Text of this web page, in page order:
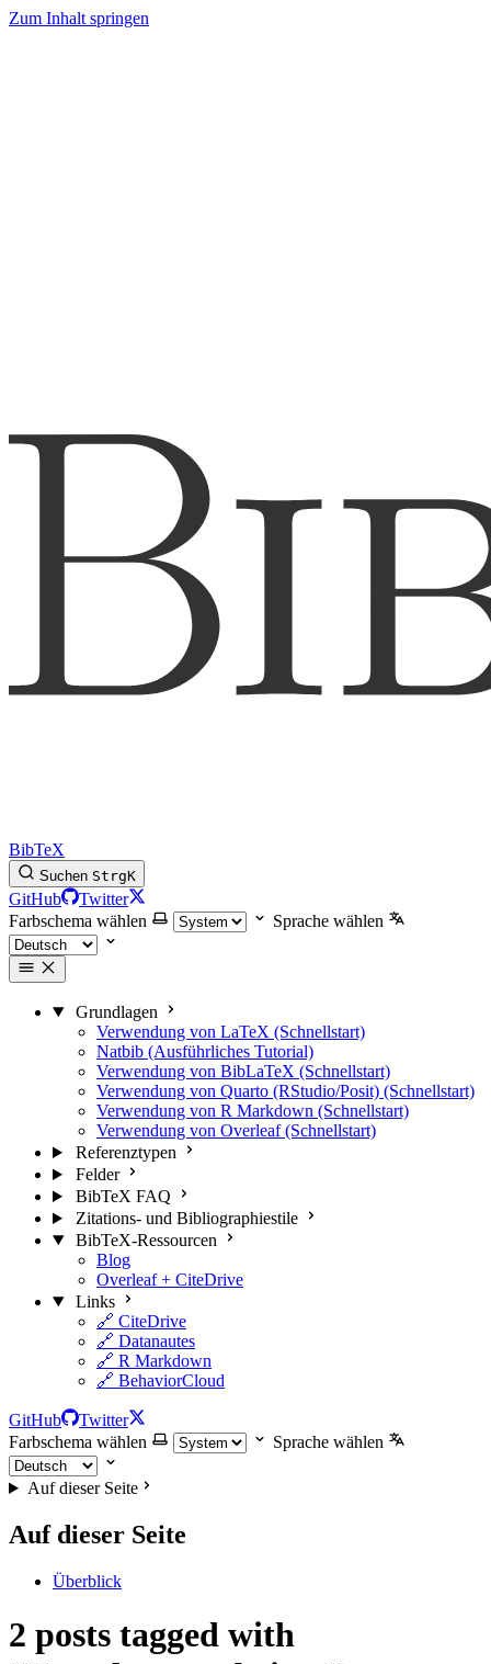
Zum Inhalt springen
BibTeX
Suchen StrgK
GitHub
Twitter
Farbschema wählen
Sprache wählen
Grundlagen
Verwendung von LaTeX (Schnellstart)
Natbib (Ausführliches Tutorial)
Verwendung von BibLaTeX (Schnellstart)
Verwendung von Quarto (RStudio/Posit) (Schnellstart)
Verwendung von R Markdown (Schnellstart)
Verwendung von Overleaf (Schnellstart)
Referenztypen
Felder
BibTeX FAQ
Zitations- und Bibliographiestile
BibTeX-Ressourcen
Blog
Overleaf + CiteDrive
Links
🔗 CiteDrive
🔗 Datanautes
🔗 R Markdown
🔗 BehaviorCloud
GitHub
Twitter
Farbschema wählen
Sprache wählen
Auf dieser Seite
Auf dieser Seite
Überblick
2 posts tagged with